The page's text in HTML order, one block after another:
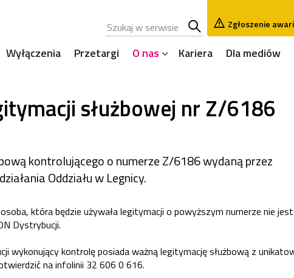
Zgłoszenie
Wyłączenia Przetargi O nas Kariera Dla mediów
służbowej nr Z/6186
kontrolującego o numerze Z/6186 wydaną przez
Oddziału w Legnicy.
która będzie używała legitymacji o powyższym numerze nie jest
Dystrybucji.
wykonujący kontrolę posiada ważną legitymację służbową z
na infolinii 32 606 0 616.